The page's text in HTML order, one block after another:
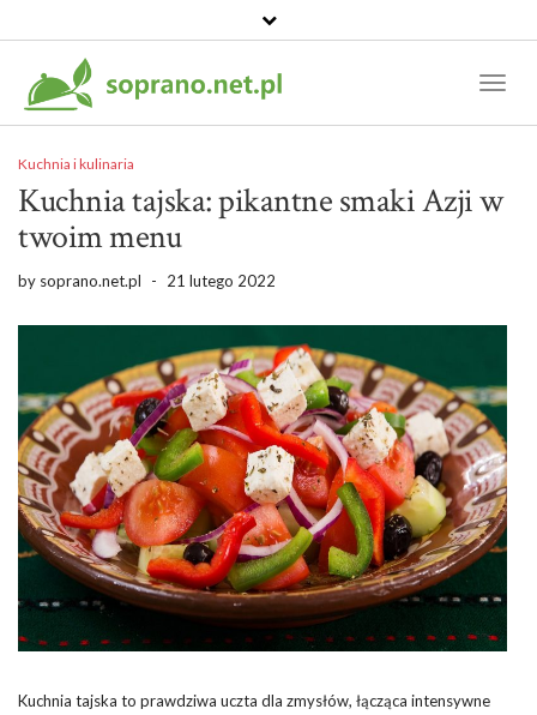
Kuchnia i kulinaria
Kuchnia tajska: pikantne smaki Azji w
twoim menu
by soprano.net.pl - 21 lutego 2022
Kuchnia tajska to prawdziwa uczta dla zmysłów, łącząca intensywne